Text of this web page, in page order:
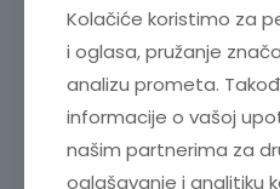
Kolačiće koristimo za
i oglasa, pružanje
analizu prometa.
informacije o vašoj
našim partnerima za
oglašavanje i analitiku